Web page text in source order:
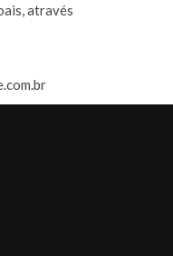
através